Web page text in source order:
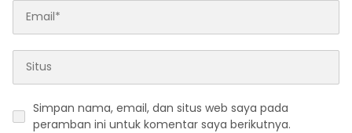
Simpan nama, email, dan situs web saya pada
peramban ini untuk komentar saya berikutnya.